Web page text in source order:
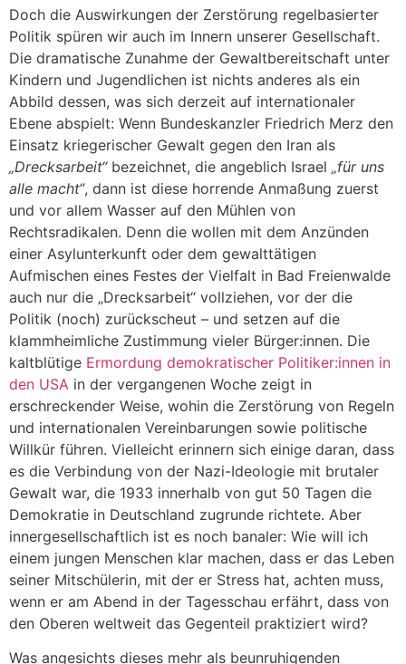
Doch die Auswirkungen der Zerstörung regelbasierter
Politik spüren wir auch im Innern unserer Gesellschaft.
Die dramatische Zunahme der Gewaltbereitschaft unter
Kindern und Jugendlichen ist nichts anderes als ein
Abbild dessen, was sich derzeit auf internationaler
Ebene abspielt: Wenn Bundeskanzler Friedrich Merz den
Einsatz kriegerischer Gewalt gegen den Iran als
„Drecksarbeit“bezeichnet, die angeblich Israel „für uns
alle macht“, dann ist diese horrende Anmaßung zuerst
und vor allem Wasser auf den Mühlen von
Rechtsradikalen. Denn die wollen mit dem Anzünden
einer Asylunterkunft oder dem gewalttätigen
Aufmischen eines Festes der Vielfalt in Bad Freienwalde
auch nur die „Drecksarbeit“ vollziehen, vor der die
Politik (noch) zurückscheut – und setzen auf die
klammheimliche Zustimmung vieler Bürger:innen. Die
kaltblütige Ermordung demokratischer Politiker:innen in
den USA in der vergangenen Woche zeigt in
erschreckender Weise, wohin die Zerstörung von Regeln
und internationalen Vereinbarungen sowie politische
Willkür führen. Vielleicht erinnern sich einige daran, dass
es die Verbindung von der Nazi-Ideologie mit brutaler
Gewalt war, die 1933 innerhalb von gut 50 Tagen die
Demokratie in Deutschland zugrunde richtete. Aber
innergesellschaftlich ist es noch banaler: Wie will ich
einem jungen Menschen klar machen, dass er das Leben
seiner Mitschülerin, mit der er Stress hat, achten muss,
wenn er am Abend in der Tagesschau erfährt, dass von
den Oberen weltweit das Gegenteil praktiziert wird?
Was angesichts dieses mehr als beunruhigenden